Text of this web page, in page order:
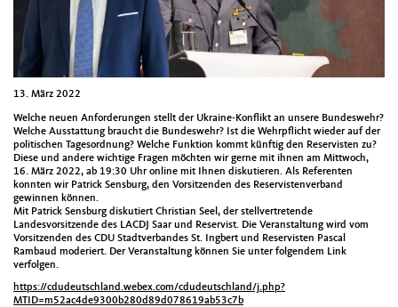
13. März 2022
Welche neuen Anforderungen stellt der Ukraine-Konflikt an unsere Bundeswehr?
Welche Ausstattung braucht die Bundeswehr? Ist die Wehrpflicht wieder auf der
politischen Tagesordnung? Welche Funktion kommt künftig den Reservisten zu?
Diese und andere wichtige Fragen möchten wir gerne mit ihnen am Mittwoch,
16. März 2022, ab 19:30 Uhr online mit Ihnen diskutieren. Als Referenten
konnten wir Patrick Sensburg, den Vorsitzenden des Reservistenverband
gewinnen können.
Mit Patrick Sensburg diskutiert Christian Seel, der stellvertretende
Landesvorsitzende des LACDJ Saar und Reservist. Die Veranstaltung wird vom
Vorsitzenden des CDU Stadtverbandes St. Ingbert und Reservisten Pascal
Rambaud moderiert. Der Veranstaltung können Sie unter folgendem Link
verfolgen.
https://cdudeutschland.webex.com/cdudeutschland/j.php?
MTID=m52ac4de9300b280d89d078619ab53c7b